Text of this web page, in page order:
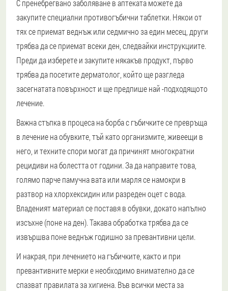
С пренебрегвано заболяване в аптеката можете да
закупите специални противогъбични таблетки. Някои от
тях се приемат веднъж или седмично за един месец, други
трябва да се приемат всеки ден, следвайки инструкциите.
Преди да изберете и закупите някакъв продукт, първо
трябва да посетите дерматолог, който ще разгледа
засегнатата повърхност и ще предпише най -подходящото
лечение.
Важна стъпка в процеса на борба с гъбичките се превръща
в лечение на обувките, тъй като организмите, живеещи в
него, и техните спори могат да причинят многократни
рецидиви на болестта от години. За да направите това,
голямо парче памучна вата или марля се намокри в
разтвор на хлорхексидин или разреден оцет с вода.
Владеният материал се поставя в обувки, докато напълно
изсъхне (поне на ден). Такава обработка трябва да се
извършва поне веднъж годишно за превантивни цели.
И накрая, при лечението на гъбичките, както и при
превантивните мерки е необходимо внимателно да се
спазват правилата за хигиена. Във всички места за